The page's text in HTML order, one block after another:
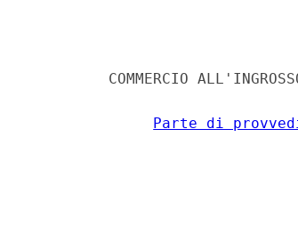
COMMERCIO
Parte di